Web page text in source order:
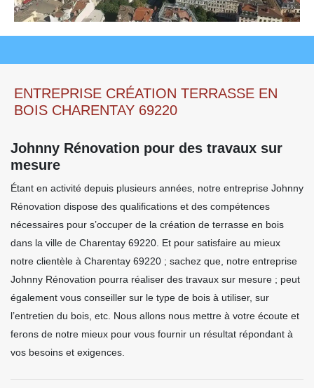
ENTREPRISE CRÉATION TERRASSE EN
BOIS CHARENTAY 69220
Johnny Rénovation pour des travaux sur
mesure
Étant en activité depuis plusieurs années, notre entreprise Johnny
Rénovation dispose des qualifications et des compétences
nécessaires pour s’occuper de la création de terrasse en bois
dans la ville de Charentay 69220. Et pour satisfaire au mieux
notre clientèle à Charentay 69220 ; sachez que, notre entreprise
Johnny Rénovation pourra réaliser des travaux sur mesure ; peut
également vous conseiller sur le type de bois à utiliser, sur
l’entretien du bois, etc. Nous allons nous mettre à votre écoute et
ferons de notre mieux pour vous fournir un résultat répondant à
vos besoins et exigences.